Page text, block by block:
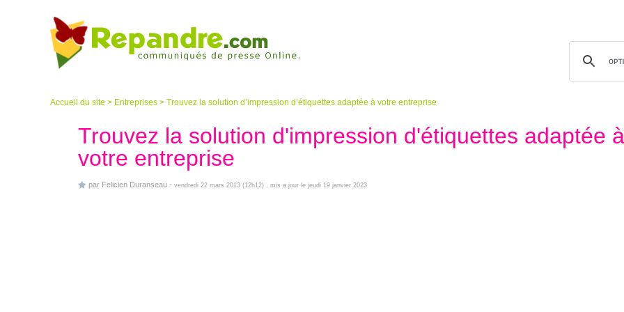
Accueil du site > Entreprises > Trouvez la solution d’impression d’étiquettes adaptée à votre entreprise
Trouvez la solution d'impression d'étiquettes adaptée à
votre entreprise
par Felicien Duranseau - vendredi 22 mars 2013 (12h12) , mis a jour le jeudi 19 janvier 2023